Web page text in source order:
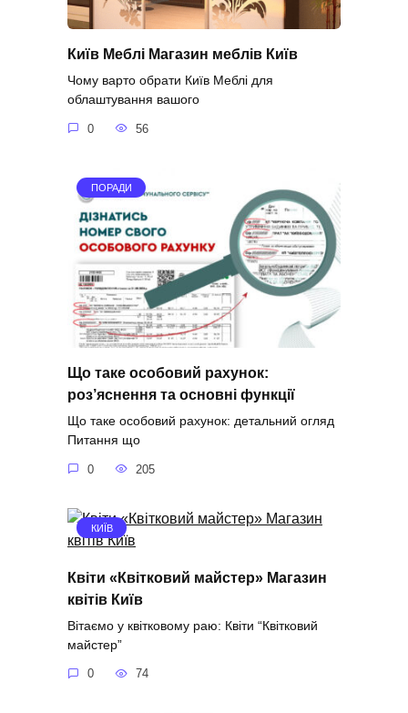
Київ Меблі Магазин меблів Київ
Чому варто обрати Київ Меблі для
облаштування вашого
0 56
ПОРАДИ
Що таке особовий рахунок:
роз’яснення та основні функції
Що таке особовий рахунок: детальний огляд
Питання що
0 205
КИЇВ
Квіти «Квітковий майстер» Магазин
квітів Київ
Вітаємо у квітковому раю: Квіти “Квітковий
майстер”
0 74